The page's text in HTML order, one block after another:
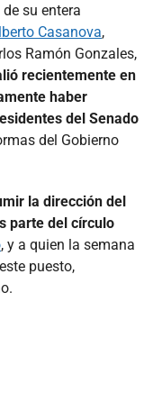
su entera
Casanova,
Ramón Gonzales,
recientemente en
haber
del Senado
del Gobierno
la dirección del
parte del círculo
, y a quien la semana
puesto,